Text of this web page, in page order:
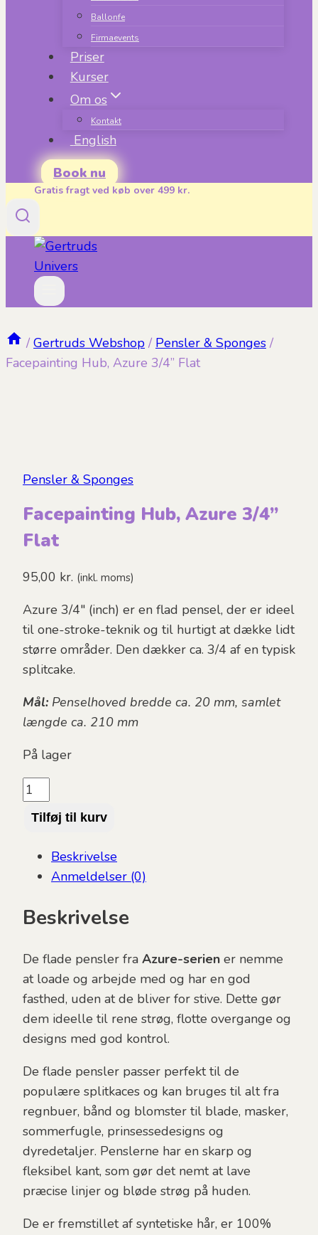
Ballonfe
Firmaevents
Priser
Kurser
Om os
Kontakt
English
Book nu
Gratis fragt ved køb over 499 kr.
/ Gertruds Webshop / Pensler & Sponges /
Facepainting Hub, Azure 3/4” Flat
Pensler & Sponges
Facepainting Hub, Azure 3/4”
Flat
95,00 kr. (inkl. moms)
Azure 3/4″ (inch) er en flad pensel, der er ideel
til one-stroke-teknik og til hurtigt at dække lidt
større områder. Den dækker ca. 3/4 af en typisk
splitcake.
Mål: Penselhoved bredde ca. 20 mm, samlet
længde ca. 210 mm
På lager
Facepainting
Hub,
Azure
Tilføj til kurv
Beskrivelse
Anmeldelser (0)
Beskrivelse
De flade pensler fra Azure-serien er nemme
at loade og arbejde med og har en god
fasthed, uden at de bliver for stive. Dette gør
dem ideelle til rene strøg, flotte overgange og
designs med god kontrol.
De flade pensler passer perfekt til de
populære splitkaces og kan bruges til alt fra
regnbuer, bånd og blomster til blade, masker,
sommerfugle, prinsessedesigns og
dyredetaljer. Penslerne har en skarp og
fleksibel kant, som gør det nemt at lave
præcise linjer og bløde strøg på huden.
De er fremstillet af syntetiske hår, er 100%